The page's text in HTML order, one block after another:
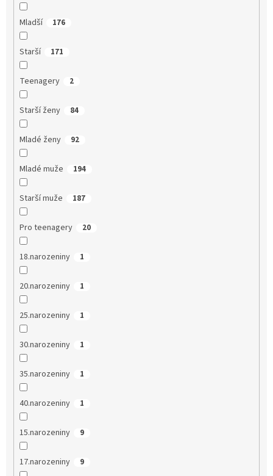
Mladší 176
Starší 171
Teenagery 2
Starší ženy 84
Mladé ženy 92
Mladé muže 194
Starší muže 187
Pro teenagery 20
18.narozeniny 1
20.narozeniny 1
25.narozeniny 1
30.narozeniny 1
35.narozeniny 1
40.narozeniny 1
15.narozeniny 9
17.narozeniny 9